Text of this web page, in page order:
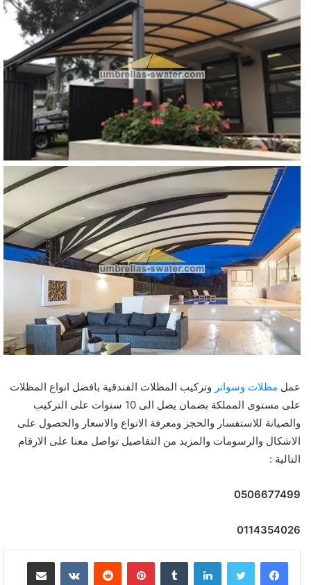
عمل مظلات وسواتر وتركيب المظلات الفندقية بافضل انواع المظلات
على مستوى المملكة بضمان يصل الى 10 سنوات على التركيب
والصيانة للاستفسار والحجز ومعرفة الانواع والاسعار والحصول على
الاشكال والرسومات والمزيد من التفاصيل تواصل معنا على الارقام
التالية :
0506677499
0114354026
لينكدإن بينتيريست مشاركة عبر البريد